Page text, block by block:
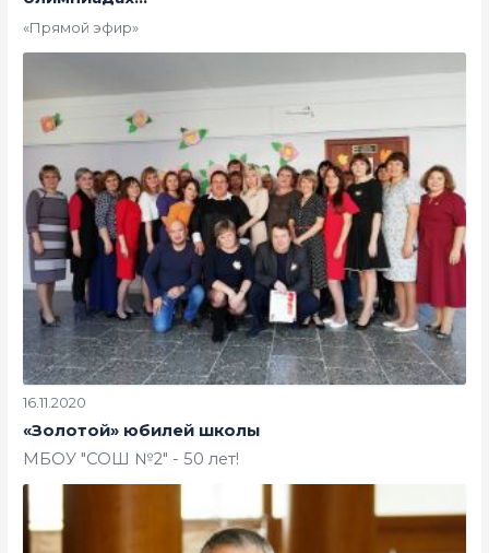
«Прямой эфир»
16.11.2020
«Золотой» юбилей школы
МБОУ "СОШ №2" - 50 лет!